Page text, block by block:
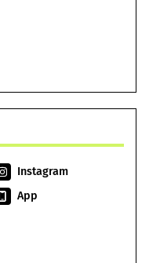
Instagram
App